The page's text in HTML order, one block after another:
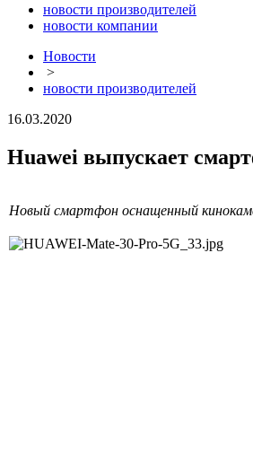
новости производителей
новости компании
Новости
>
новости производителей
16.03.2020
Huawei выпускает
Новый смартфон оснащенный